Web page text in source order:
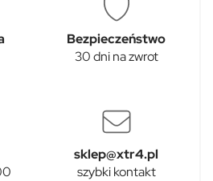
Bezpieczeństwo
30 dni na zwrot
sklep@xtr4.pl
szybki kontakt